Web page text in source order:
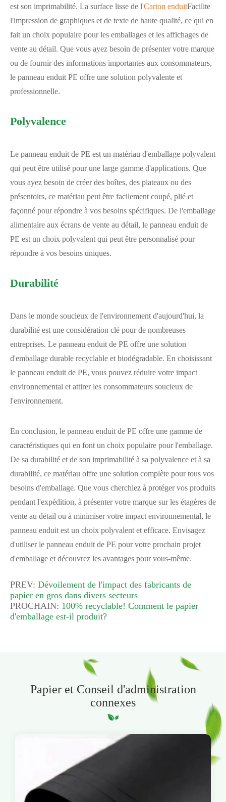
est son imprimabilité. La surface lisse de l'Carton enduitFacilite
l'impression de graphiques et de texte de haute qualité, ce qui en
fait un choix populaire pour les emballages et les affichages de
vente au détail. Que vous ayez besoin de présenter votre marque
ou de fournir des informations importantes aux consommateurs,
le panneau enduit PE offre une solution polyvalente et
professionnelle.
Polyvalence
Le panneau enduit de PE est un matériau d'emballage polyvalent
qui peut être utilisé pour une large gamme d'applications. Que
vous ayez besoin de créer des boîtes, des plateaux ou des
présentoirs, ce matériau peut être facilement coupé, plié et
façonné pour répondre à vos besoins spécifiques. De l'emballage
alimentaire aux écrans de vente au détail, le panneau enduit de
PE est un choix polyvalent qui peut être personnalisé pour
répondre à vos besoins uniques.
Durabilité
Dans le monde soucieux de l'environnement d'aujourd'hui, la
durabilité est une considération clé pour de nombreuses
entreprises. Le panneau enduit de PE offre une solution
d'emballage durable recyclable et biodégradable. En choisissant
le panneau enduit de PE, vous pouvez réduire votre impact
environnemental et attirer les consommateurs soucieux de
l'environnement.
En conclusion, le panneau enduit de PE offre une gamme de
caractéristiques qui en font un choix populaire pour l'emballage.
De sa durabilité et de son imprimabilité à sa polyvalence et à sa
durabilité, ce matériau offre une solution complète pour tous vos
besoins d'emballage. Que vous cherchiez à protéger vos produits
pendant l'expédition, à présenter votre marque sur les étagères de
vente au détail ou à minimiser votre impact environnemental, le
panneau enduit est un choix polyvalent et efficace. Envisagez
d'utiliser le panneau enduit de PE pour votre prochain projet
d'emballage et découvrez les avantages pour vous-même.
PREV: Dévoilement de l'impact des fabricants de
papier en gros dans divers secteurs
PROCHAIN: 100% recyclable! Comment le papier
d'emballage est-il produit?
Papier et Conseil d'administration
connexes